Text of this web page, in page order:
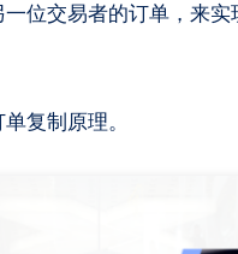
位交易者的订单，来实
复制原理。